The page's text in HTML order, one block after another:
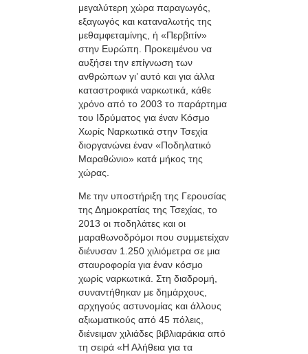
μεγαλύτερη χώρα παραγωγός,
εξαγωγός και καταναλωτής της
μεθαμφεταμίνης, ή «Περβιτίν»
στην Ευρώπη. Προκειμένου να
αυξήσει την επίγνωση των
ανθρώπων γι’ αυτό και για άλλα
καταστροφικά ναρκωτικά, κάθε
χρόνο από το 2003 το παράρτημα
του Ιδρύματος για έναν Κόσμο
Χωρίς Ναρκωτικά στην Τσεχία
διοργανώνει έναν «Ποδηλατικό
Μαραθώνιο» κατά μήκος της
χώρας.
Με την υποστήριξη της Γερουσίας
της Δημοκρατίας της Τσεχίας, το
2013 οι ποδηλάτες και οι
μαραθωνοδρόμοι που συμμετείχαν
διένυσαν 1.250 χιλιόμετρα σε μια
σταυροφορία για έναν κόσμο
χωρίς ναρκωτικά. Στη διαδρομή,
συναντήθηκαν με δημάρχους,
αρχηγούς αστυνομίας και άλλους
αξιωματικούς από 45 πόλεις,
διένειμαν χιλιάδες βιβλιαράκια από
τη σειρά «Η Αλήθεια για τα